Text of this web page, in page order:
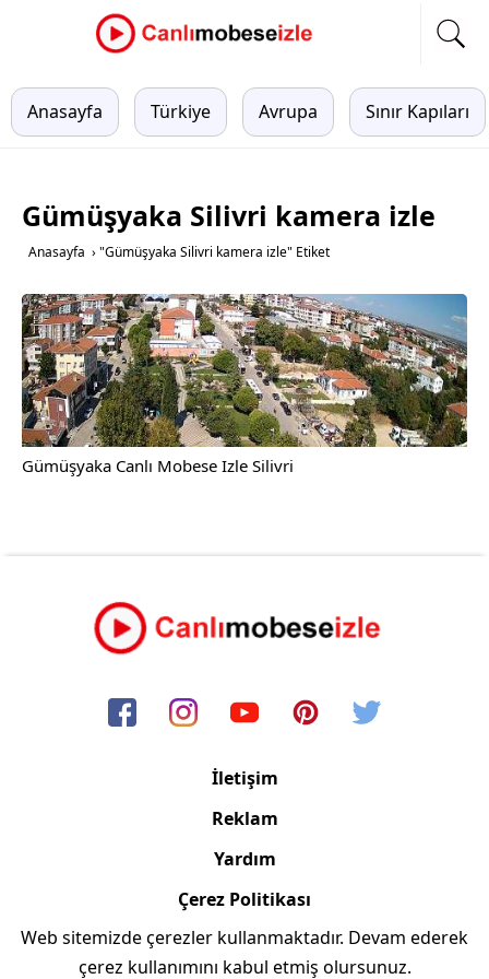
Anasayfa Türkiye Avrupa Sınır Kapıları
Gümüşyaka Silivri kamera izle
Anasayfa › "Gümüşyaka Silivri kamera izle" Etiket
Gümüşyaka Canlı Mobese Izle Silivri
İletişim
Reklam
Yardım
Çerez Politikası
Copyright © 2006/2024 Canlimobeseizle.com
Web sitemizde çerezler kullanmaktadır. Devam ederek
çerez kullanımını kabul etmiş olursunuz.